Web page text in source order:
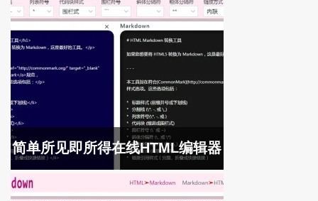
简单所见即所得在线HTML编辑器